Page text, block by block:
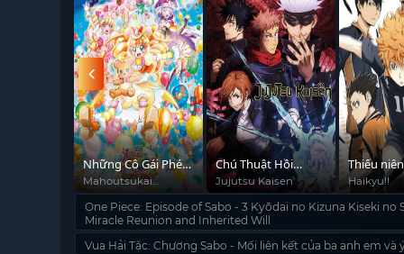
Những Cô Gái Phép
Thuật
Mahoutsukai
Precure! Movie:
Kiseki no Henshin!
Cure Mofurun!
Chú Thuật Hồi
Chiến
Jujutsu Kaisen
Thiếu
chuyền
Haikyu!!
One Piece: Episode of Sabo - 3 Kyōdai no Kizuna Kiseki
Miracle Reunion and Inherited Will
Vua Hải Tặc: Chương Sabo - Mối liên kết của ba anh em và